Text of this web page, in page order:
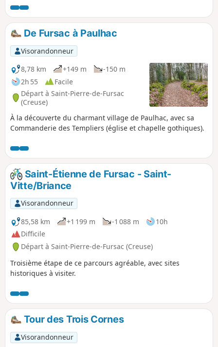
surprises. Le parcours est facile, mais néanmoins ponctué
de deux ascensions raides et cependant courtes. Prévoir de
bonnes chaussures par temps humide.
De Fursac à Paulhac
Visorandonneur
8,78 km
+149 m
-150 m
2h 55
Facile
Départ à Saint-Pierre-de-Fursac
(Creuse)
À la découverte du charmant village de Paulhac, avec sa
Commanderie des Templiers (église et chapelle gothiques).
Saint-Étienne de Fursac - Saint-
Vitte/Briance
Visorandonneur
85,58 km
+1 199 m -1 088 m
10h
Difficile
Départ à Saint-Pierre-de-Fursac (Creuse)
Troisième étape de ce parcours agréable, avec sites
historiques à visiter.
Tour des Trois Cornes
Visorandonneur